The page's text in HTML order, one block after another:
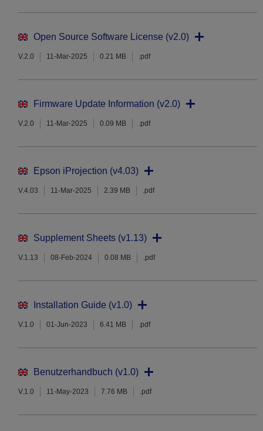
Open Source Software License (v2.0)
V.2.0 11-Mar-2025 0.21 MB .pdf
Firmware Update Information (v2.0)
V.2.0 11-Mar-2025 0.09 MB .pdf
Epson iProjection (v4.03)
V.4.03 11-Mar-2025 2.39 MB .pdf
Supplement Sheets (v1.13)
V.1.13 08-Feb-2024 0.08 MB .pdf
Installation Guide (v1.0)
V.1.0 01-Jun-2023 6.41 MB .pdf
Benutzerhandbuch (v1.0)
V.1.0 11-May-2023 7.76 MB .pdf